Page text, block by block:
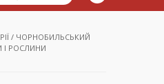
/ ЧОРНОБИЛЬСЬКИЙ
І РОСЛИНИ